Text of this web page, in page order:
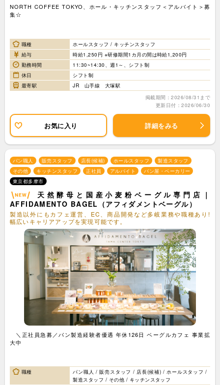
NORTH COFFEE TOKYO、ホール・キッチンスタッフ＜アルバイト＞募
集☆
職種
ホールスタッフ / キッチンスタッフ
給与
時給1,250円 ※研修期間1カ月の間は時給1,200円
勤務時間
11:30~14:30、週1～、シフト制
休日
シフト制
最寄駅
JR 山手線 大塚駅
掲載期間：2026/08/31まで
更新日付：2026/06/30
お気に入り 詳細をみる
パン職人 販売スタッフ 店長(候補) ホールスタッフ
製造スタッフ
その他
キッチンスタッフ 正社員 アルバイト
パン屋・ベーカリー
東京都多摩市
天然酵母と国産小麦粉ベーグル専門店｜
AFFIDAMENTO BAGEL（アフィダメントベーグル）
製造以外にもカフェ運営、EC、商品開発など多岐業務や職種あり!
幅広いキャリアアップを実現可能です。
＼正社員急募／パン製造経験者優遇 年休126日 ベーグルカフェ 事業拡
大中
職種
パン職人 / 販売スタッフ / 店長(候補) / ホールスタッフ /
製造スタッフ / その他 / キッチンスタッフ